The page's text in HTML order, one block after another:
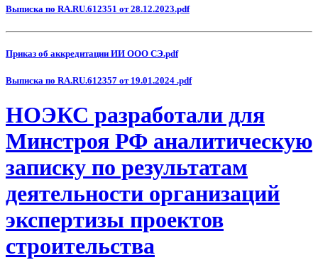
Выписка по RA.RU.612351 от 28.12.2023.pdf
Приказ об аккредитации ИИ ООО СЭ.pdf
Выписка по RA.RU.612357 от 19.01.2024 .pdf
НОЭКС разработали для
Минстроя РФ аналитическую
записку по результатам
деятельности организаций
экспертизы проектов
строительства